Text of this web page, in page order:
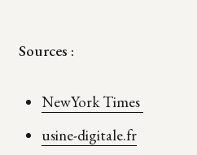
Sources :
NewYork Times
usine-digitale.fr